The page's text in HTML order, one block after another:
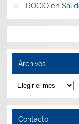
ROCIOen
Archivos
Archivos
Contacto